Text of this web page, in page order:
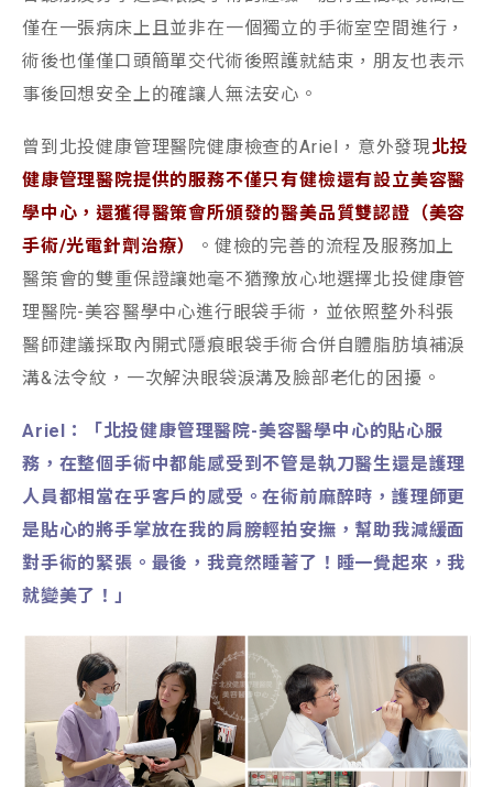
僅在一張病床上且並非在一個獨立的手術室空間進行，
術後也僅僅口頭簡單交代術後照護就結束，朋友也表示
事後回想安全上的確讓人無法安心。
曾到北投健康管理醫院健康檢查的Ariel，意外發現北投
健康管理醫院提供的服務不僅只有健檢還有設立美容醫
學中心，還獲得醫策會所頒發的醫美品質雙認證（美容
手術/光電針劑治療）
。健檢的完善的流程及服務加上
醫策會的雙重保證讓她毫不猶豫放心地選擇北投健康管
理醫院-美容醫學中心進行眼袋手術，並依照整外科張
醫師建議採取內開式隱痕眼袋手術合併自體脂肪填補淚
溝&法令紋，一次解決眼袋淚溝及臉部老化的困擾。
Ariel：「北投健康管理醫院-美容醫學中心的貼心服
務，在整個手術中都能感受到不管是執刀醫生還是護理
人員都相當在乎客戶的感受。在術前麻醉時，護理師更
是貼心的將手掌放在我的肩膀輕拍安撫，幫助我減緩面
對手術的緊張。最後，我竟然睡著了！睡一覺起來，我
就變美了！」